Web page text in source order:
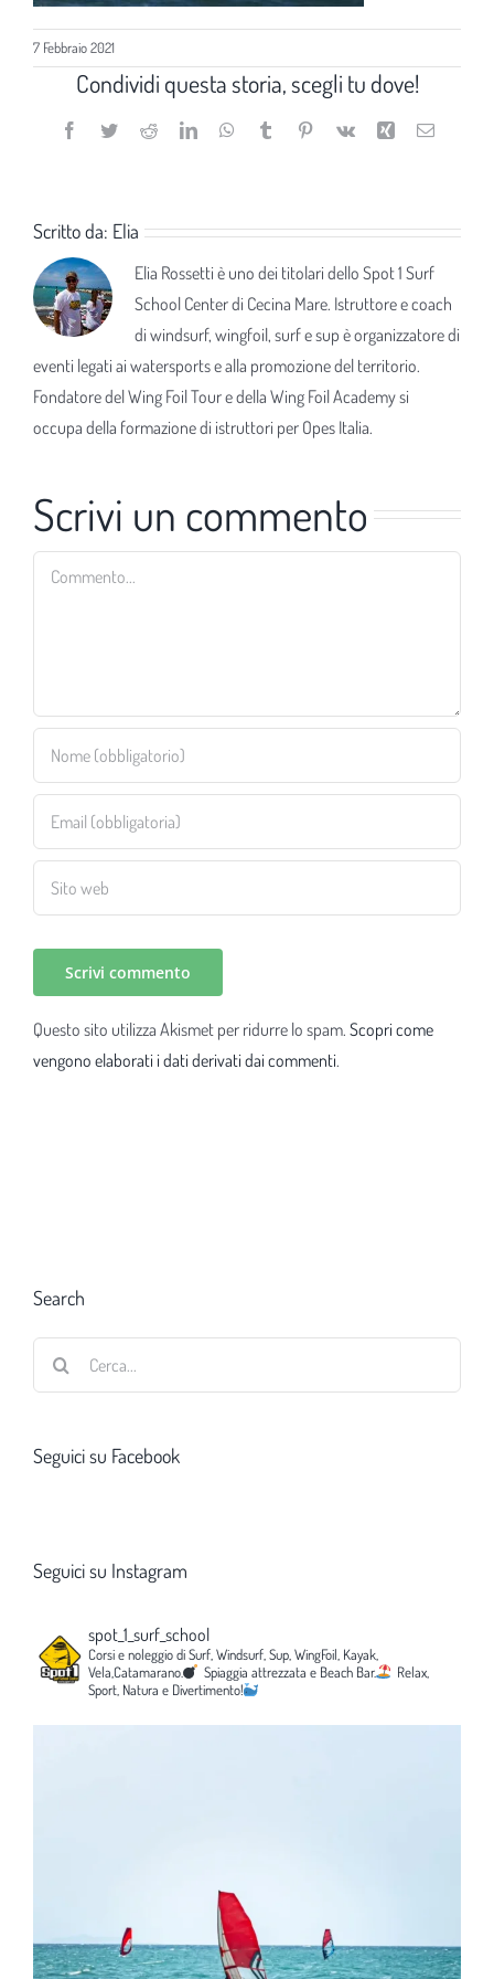
7 Febbraio 2021
Condividi questa storia, scegli tu dove!
Facebook
TwitterRedditLinkedInWhatsApp
TumblrPinterest
Vk Xing Email
Scritto da: Elia
Elia Rossetti è uno dei titolari dello Spot 1 Surf
School Center di Cecina Mare. Istruttore e coach
di windsurf, wingfoil, surf e sup è organizzatore di
eventi legati ai watersports e alla promozione del territorio.
Fondatore del Wing Foil Tour e della Wing Foil Academy si
occupa della formazione di istruttori per Opes Italia.
Scrivi un commento
Commento
Questo sito utilizza Akismet per ridurre lo spam. Scopri come
vengono elaborati i dati derivati dai commenti.
Search
Seguici su Facebook
Seguici su Instagram
spot_1_surf_school
Corsi e noleggio di Surf, Windsurf, Sup, WingFoil, Kayak,
Vela,Catamarano.
Spiaggia attrezzata e Beach Bar.
Relax,
Sport, Natura e Divertimento!